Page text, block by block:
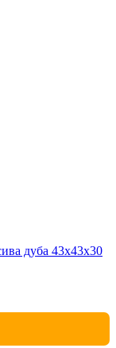
дуба 43х43х30